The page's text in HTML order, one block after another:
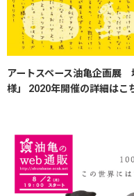
アートスペース油亀企画展
様」 2020年​開催の詳細はこ